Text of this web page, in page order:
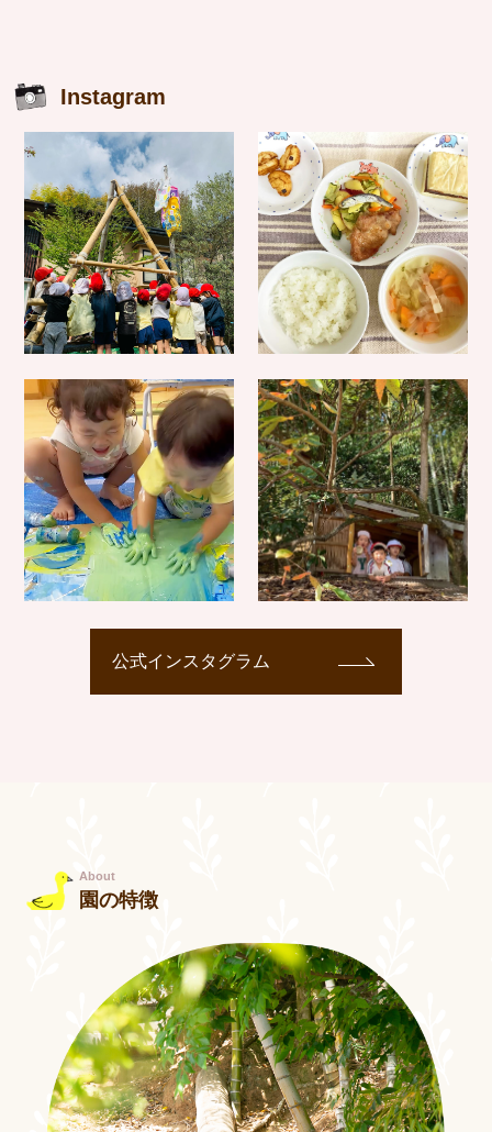
Instagram
公式インスタグラム
About
園の特徴